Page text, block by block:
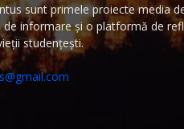
sunt primele proiecte media
de informare și o platformă de
studențești.